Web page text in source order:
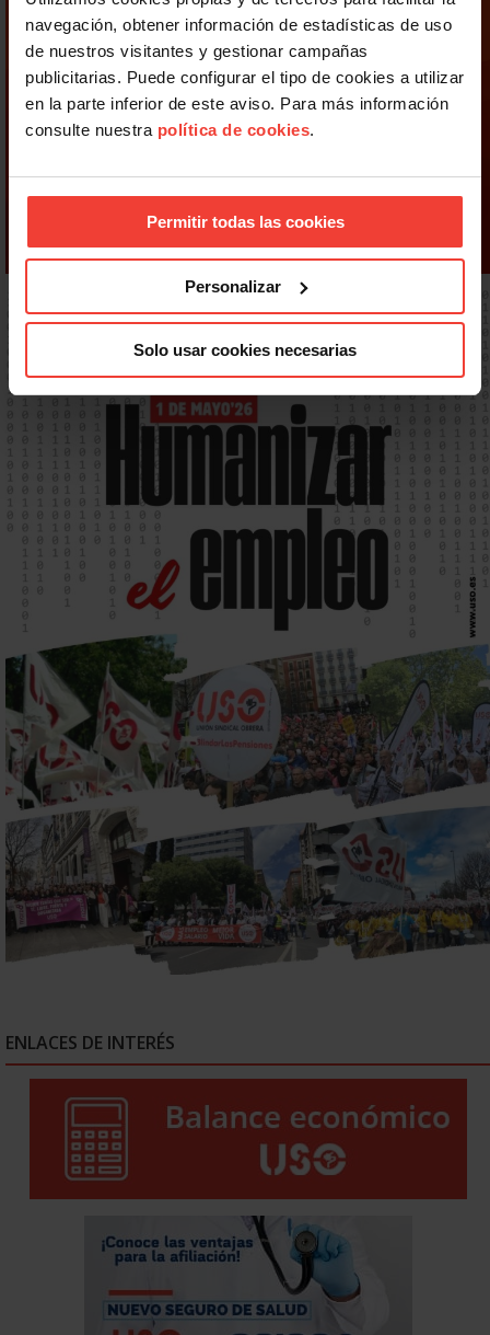
navegación, obtener información de estadísticas de uso
de nuestros visitantes y gestionar campañas
publicitarias. Puede configurar el tipo de cookies a utilizar
en la parte inferior de este aviso. Para más información
consulte nuestra política de cookies.
Permitir todas las cookies
Personalizar
Solo usar cookies necesarias
ENLACES DE INTERÉS